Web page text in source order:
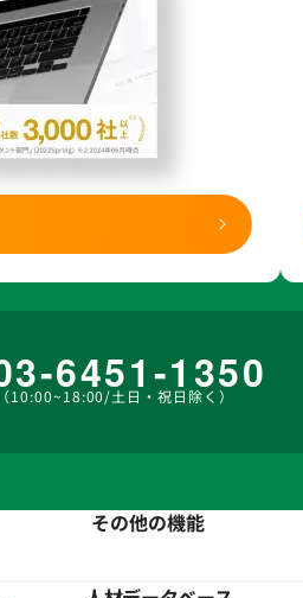
6451-1350
（10:00~18:00/土日・祝日除く）
その他の機能